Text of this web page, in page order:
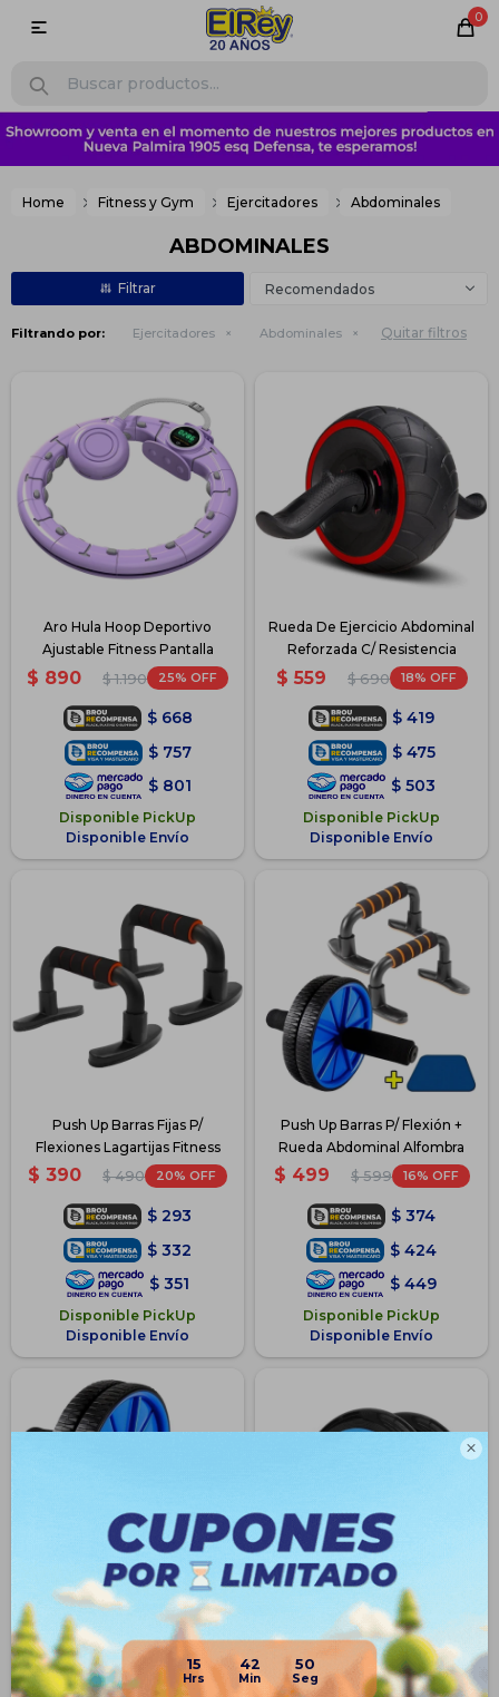

15 42 50
0

Home Fitness y Gym Ejercitadores Abdominales
ABDOMINALES
Recomendados
Filtrando por: Ejercitadores Abdominales Quitar filtros
Aro Hula Hoop Deportivo
Ajustable Fitness Pantalla
$ 890 $ 1.190 25
$ 668
$ 757
$ 801
Disponible PickUp
Disponible Envío
Rueda De Ejercicio Abdominal
Reforzada C/ Resistencia
$ 559 $ 690 18
$ 419
$ 475
$ 503
Disponible PickUp
Disponible Envío
Push Up Barras Fijas P/
Flexiones Lagartijas Fitness
$ 390 $ 490 20
$ 293
$ 332
$ 351
Disponible PickUp
Disponible Envío
Push Up Barras P/ Flexión +
Rueda Abdominal Alfombra
$ 499 $ 599 16
$ 374
$ 424
$ 449
Disponible PickUp
Disponible Envío
Rueda Abdominales Original +
Mini Alfombra Ab Wheel
$ 299 $ 499 40
Rueda Doble Ejercicio
Abdominal Ab Wheel +
Alfombra
390 490 20